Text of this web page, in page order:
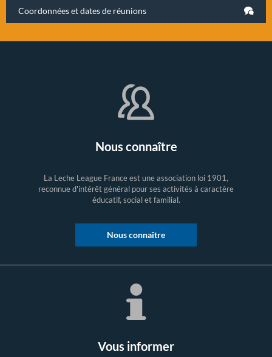
Coordonnées et dates de réunions
Nous connaître
La Leche League France est une association loi 1901,
reconnue d'intérêt général pour ses activités à caractère
éducatif, social et familial.
Nous connaître
Vous informer